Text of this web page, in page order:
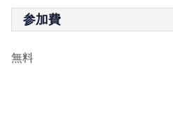
参加費
無料